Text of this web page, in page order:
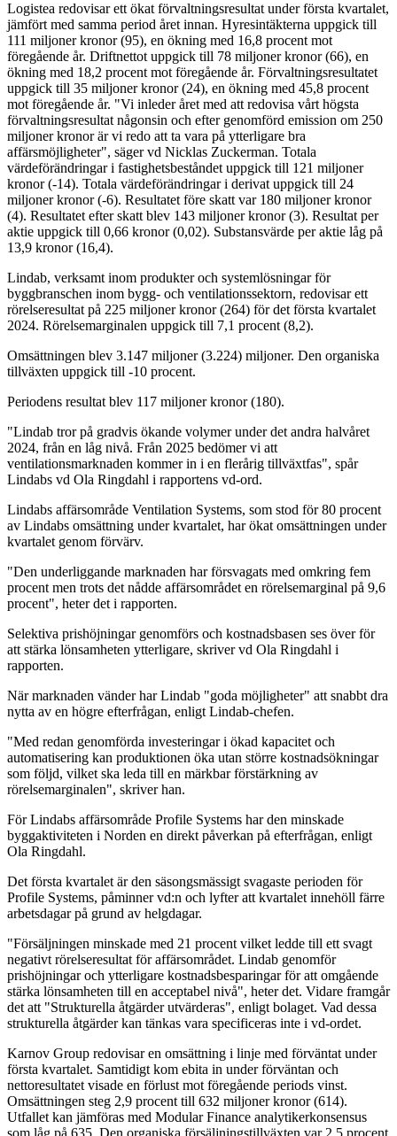
Logistea redovisar ett ökat förvaltningsresultat under första kvartalet,
jämfört med samma period året innan. Hyresintäkterna uppgick till
111 miljoner kronor (95), en ökning med 16,8 procent mot
föregående år. Driftnettot uppgick till 78 miljoner kronor (66), en
ökning med 18,2 procent mot föregående år. Förvaltningsresultatet
uppgick till 35 miljoner kronor (24), en ökning med 45,8 procent
mot föregående år. "Vi inleder året med att redovisa vårt högsta
förvaltningsresultat någonsin och efter genomförd emission om 250
miljoner kronor är vi redo att ta vara på ytterligare bra
affärsmöjligheter", säger vd Nicklas Zuckerman. Totala
värdeförändringar i fastighetsbeståndet uppgick till 121 miljoner
kronor (-14). Totala värdeförändringar i derivat uppgick till 24
miljoner kronor (-6). Resultatet före skatt var 180 miljoner kronor
(4). Resultatet efter skatt blev 143 miljoner kronor (3). Resultat per
aktie uppgick till 0,66 kronor (0,02). Substansvärde per aktie låg på
13,9 kronor (16,4).
Lindab, verksamt inom produkter och systemlösningar för
byggbranschen inom bygg- och ventilationssektorn, redovisar ett
rörelseresultat på 225 miljoner kronor (264) för det första kvartalet
2024. Rörelsemarginalen uppgick till 7,1 procent (8,2).
Omsättningen blev 3.147 miljoner (3.224) miljoner. Den organiska
tillväxten uppgick till -10 procent.
Periodens resultat blev 117 miljoner kronor (180).
"Lindab tror på gradvis ökande volymer under det andra halvåret
2024, från en låg nivå. Från 2025 bedömer vi att
ventilationsmarknaden kommer in i en flerårig tillväxtfas", spår
Lindabs vd Ola Ringdahl i rapportens vd-ord.
Lindabs affärsområde Ventilation Systems, som stod för 80 procent
av Lindabs omsättning under kvartalet, har ökat omsättningen under
kvartalet genom förvärv.
"Den underliggande marknaden har försvagats med omkring fem
procent men trots det nådde affärsområdet en rörelsemarginal på 9,6
procent", heter det i rapporten.
Selektiva prishöjningar genomförs och kostnadsbasen ses över för
att stärka lönsamheten ytterligare, skriver vd Ola Ringdahl i
rapporten.
När marknaden vänder har Lindab "goda möjligheter" att snabbt dra
nytta av en högre efterfrågan, enligt Lindab-chefen.
"Med redan genomförda investeringar i ökad kapacitet och
automatisering kan produktionen öka utan större kostnadsökningar
som följd, vilket ska leda till en märkbar förstärkning av
rörelsemarginalen", skriver han.
För Lindabs affärsområde Profile Systems har den minskade
byggaktiviteten i Norden en direkt påverkan på efterfrågan, enligt
Ola Ringdahl.
Det första kvartalet är den säsongsmässigt svagaste perioden för
Profile Systems, påminner vd:n och lyfter att kvartalet innehöll färre
arbetsdagar på grund av helgdagar.
"Försäljningen minskade med 21 procent vilket ledde till ett svagt
negativt rörelseresultat för affärsområdet. Lindab genomför
prishöjningar och ytterligare kostnadsbesparingar för att omgående
stärka lönsamheten till en acceptabel nivå", heter det. Vidare framgår
det att "Strukturella åtgärder utvärderas", enligt bolaget. Vad dessa
strukturella åtgärder kan tänkas vara specificeras inte i vd-ordet.
Karnov Group redovisar en omsättning i linje med förväntat under
första kvartalet. Samtidigt kom ebita in under förväntan och
nettoresultatet visade en förlust mot föregående periods vinst.
Omsättningen steg 2,9 procent till 632 miljoner kronor (614).
Utfallet kan jämföras med Modular Finance analytikerkonsensus